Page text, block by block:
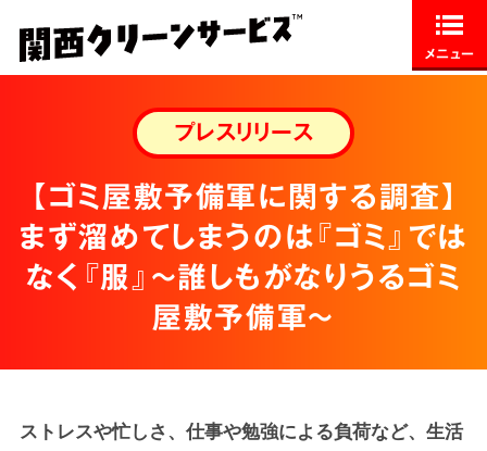
メニュー
【ゴミ屋敷予備軍に関する調査】
まず溜めてしまうのは『ゴミ』では
なく『服』～誰しもがなりうるゴミ
屋敷予備軍～
プレスリリース
ストレスや忙しさ、仕事や勉強による負荷など、生活